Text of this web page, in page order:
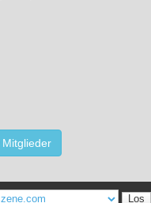
Mitglieder